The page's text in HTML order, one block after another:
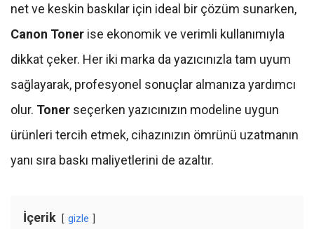
net ve keskin baskılar için ideal bir çözüm sunarken,
Canon Toner ise ekonomik ve verimli kullanımıyla
dikkat çeker. Her iki marka da yazıcınızla tam uyum
sağlayarak, profesyonel sonuçlar almanıza yardımcı
olur. Toner seçerken yazıcınızın modeline uygun
ürünleri tercih etmek, cihazınızın ömrünü uzatmanın
yanı sıra baskı maliyetlerini de azaltır.
İçerik gizle